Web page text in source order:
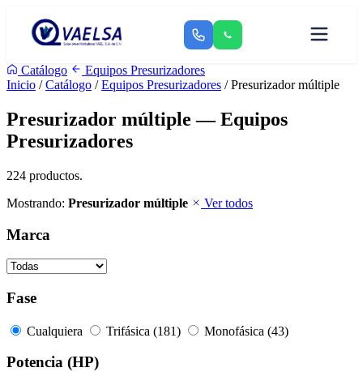
Catálogo
Equipos Presurizadores
Inicio /Catálogo /Equipos Presurizadores / Presurizador múltiple
Presurizador múltiple — Equipos
Presurizadores
224 productos.
Mostrando: Presurizador múltiple Ver todos
Marca
Fase
Cualquiera Trifásica (181) Monofásica (43)
Potencia (HP)